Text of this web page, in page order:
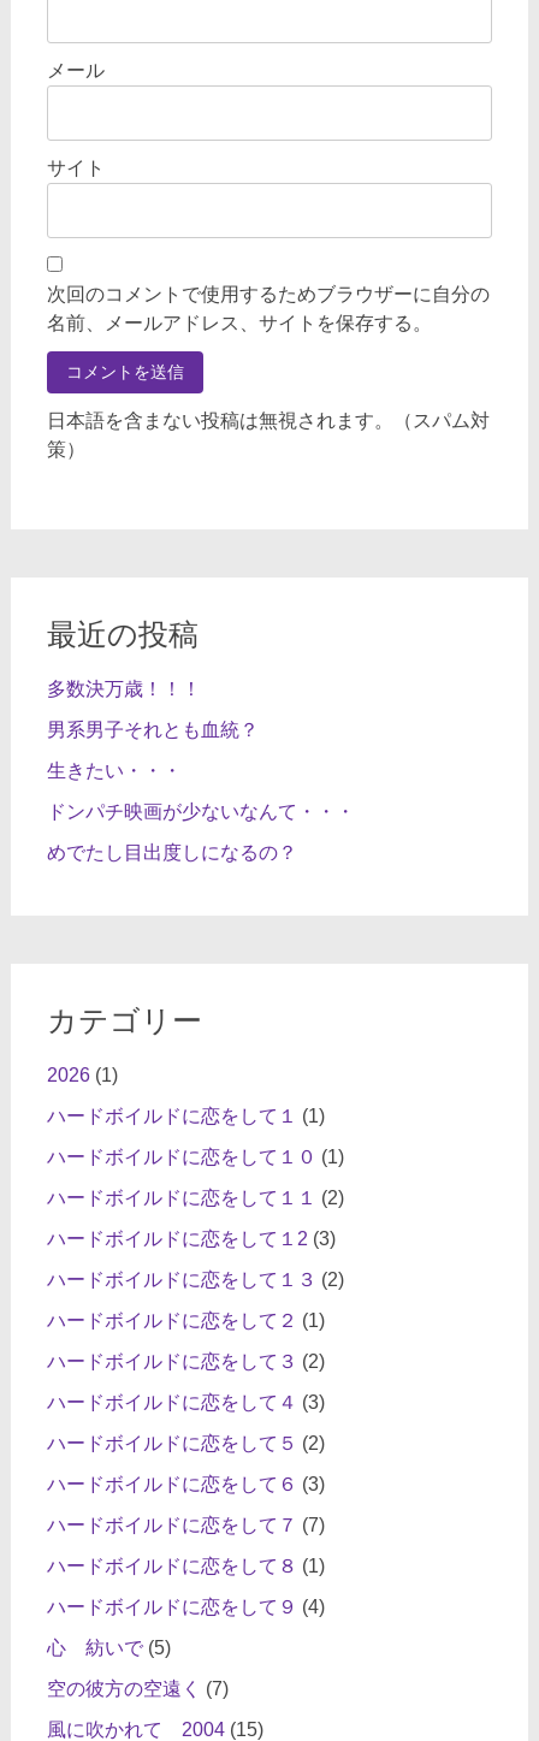
メール
サイト
次回のコメントで使用するためブラウザーに自分の
名前、メールアドレス、サイトを保存する。
日本語を含まない投稿は無視されます。（スパム対
策）
最近の投稿
多数決万歳！！！
男系男子それとも血統？
生きたい・・・
ドンパチ映画が少ないなんて・・・
めでたし目出度しになるの？
カテゴリー
2026(1)
ハードボイルドに恋をして１
(1)
ハードボイルドに恋をして１０ (1)
ハードボイルドに恋をして１１
(2)
ハードボイルドに恋をして１2 (3)
ハードボイルドに恋をして１３ (2)
ハードボイルドに恋をして２ (1)
ハードボイルドに恋をして３ (2)
ハードボイルドに恋をして４ (3)
ハードボイルドに恋をして５ (2)
ハードボイルドに恋をして６ (3)
ハードボイルドに恋をして７ (7)
ハードボイルドに恋をして８ (1)
ハードボイルドに恋をして９ (4)
心 紡いで(5)
空の彼方の空遠く
(7)
風に吹かれて 2004(15)